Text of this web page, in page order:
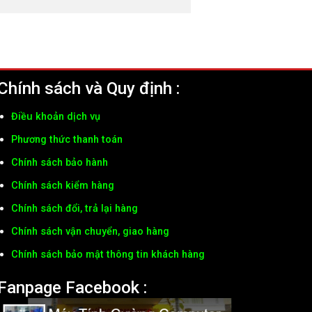
sách và Quy định :
Điều khoản dịch vụ
Phương thức thanh toán
Chính sách bảo hành
Chính sách kiểm hàng
Chính sách đổi, trả lại hàng
Chính sách vận chuyển, giao hàng
Chính sách bảo mật thông tin khách hàng
Facebook :